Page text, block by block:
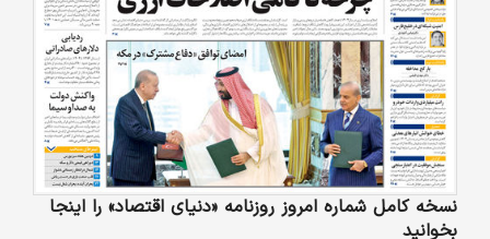
نسخه کامل شماره امروز روزنامه «دنیای‌ اقتصاد» را اینجا
بخوانید